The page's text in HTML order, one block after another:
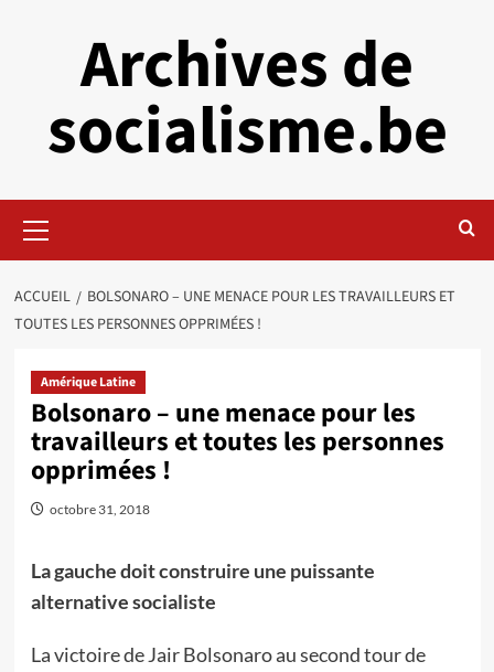
Archives de
socialisme.be
principal
ACCUEIL
BOLSONARO – UNE MENACE POUR LES TRAVAILLEURS ET
TOUTES LES PERSONNES OPPRIMÉES !
Amérique Latine
Bolsonaro – une menace pour les
travailleurs et toutes les personnes
opprimées !
octobre 31, 2018
La gauche doit construire une puissante
alternative socialiste
La victoire de Jair Bolsonaro au second tour de